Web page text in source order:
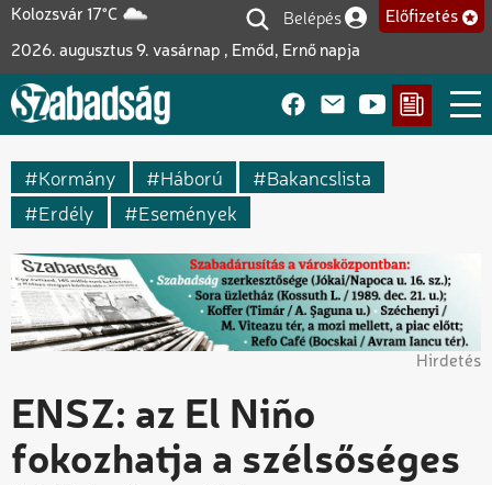
Ugrás
tartalomra
Kolozsvár 17°C
2026. augusztus 9. vasárnap , Emőd, Ernő napja
Felhasználói fiók
Belépés Előfizetés
Kormány Háború
Bakancslista
Erdély
Események
Hirdetés
ENSZ: az El Niño
fokozhatja a szélsőséges